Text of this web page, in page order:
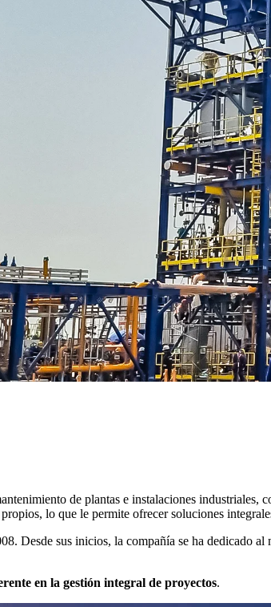
de plantas e instalaciones industriales,
lo que le permite ofrecer soluciones
Desde sus inicios, la compañía se ha dedicado
en la gestión integral de proyectos.